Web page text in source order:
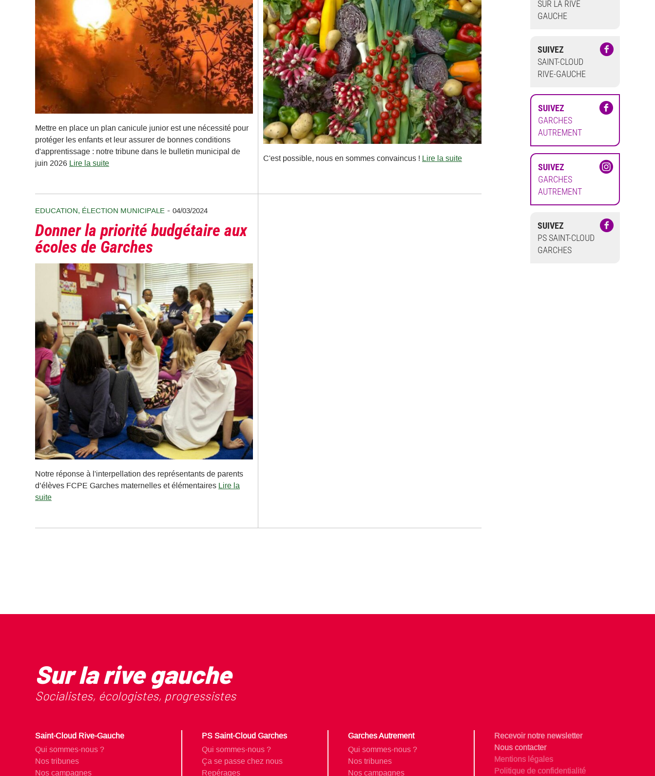
Mettre en place un plan canicule junior est une nécessité pour
protéger les enfants et leur assurer de bonnes conditions
d'apprentissage : notre tribune dans le bulletin municipal de
juin 2026 Lire la suite
C'est possible, nous en sommes convaincus ! Lire la suite
EDUCATION, ÉLECTION MUNICIPALE - 04/03/2024
Donner la priorité budgétaire aux
écoles de Garches
Notre réponse à l'interpellation des représentants de parents
d’élèves FCPE Garches maternelles et élémentaires Lire la
suite
SUR LA RIVE
GAUCHE
SUIVEZ
SAINT-CLOUD
RIVE-GAUCHE
SUIVEZ
GARCHES
AUTREMENT
SUIVEZ
GARCHES
AUTREMENT
SUIVEZ
PS SAINT-CLOUD
GARCHES
Sur la rive gauche
Socialistes, écologistes, progressistes
Saint-Cloud Rive-Gauche
Qui sommes-nous ?
Nos tribunes
Nos campagnes
PS Saint-Cloud Garches
Qui sommes-nous ?
Ça se passe chez nous
Repérages
Garches Autrement
Qui sommes-nous ?
Nos tribunes
Nos campagnes
Recevoir notre newsletter
Nous contacter
Mentions légales
Politique de confidentialité